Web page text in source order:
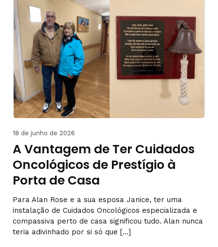
18 de junho de 2026
A Vantagem de Ter Cuidados
Oncológicos de Prestígio à
Porta de Casa
Para Alan Rose e a sua esposa Janice, ter uma
instalação de Cuidados Oncológicos especializada e
compassiva perto de casa significou tudo. Alan nunca
teria adivinhado por si só que [...]